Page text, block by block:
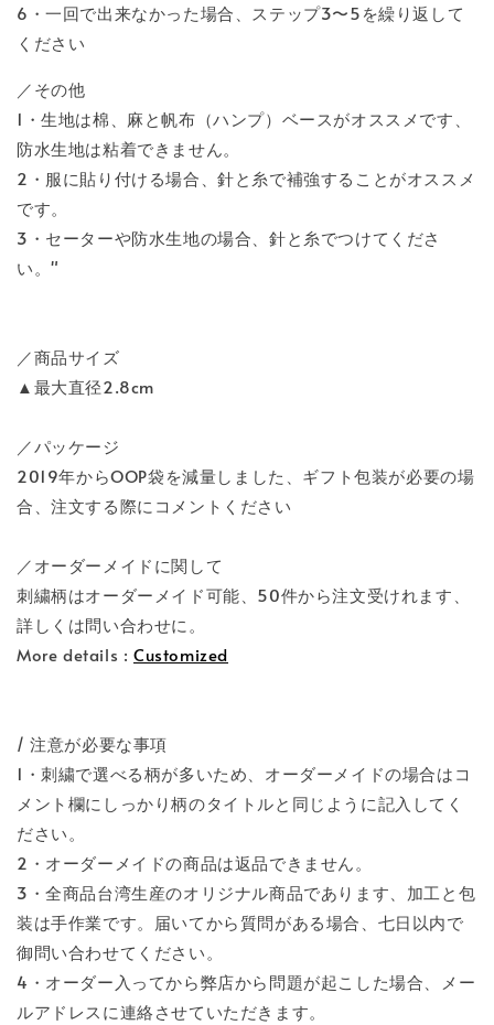
6・一回で出来なかった場合、ステップ3〜5を繰り返して
ください
／その他
1・生地は棉、麻と帆布（ハンプ）ベースがオススメです、
防水生地は粘着できません。
2・服に貼り付ける場合、針と糸で補強することがオススメ
です。
3・セーターや防水生地の場合、針と糸でつけてくださ
い。"
／商品サイズ
▲最大直径2.8cm
／パッケージ
2019年からOOP袋を減量しました、ギフト包装が必要の場
合、注文する際にコメントください
／オーダーメイドに関して
刺繍柄はオーダーメイド可能、50件から注文受けれます、
詳しくは問い合わせに。
More details : Customized
/ 注意が必要な事項
1・刺繍で選べる柄が多いため、オーダーメイドの場合はコ
メント欄にしっかり柄のタイトルと同じように記入してく
ださい。
2・オーダーメイドの商品は返品できません。
3・全商品台湾生産のオリジナル商品であります、加工と包
装は手作業です。届いてから質問がある場合、七日以内で
御問い合わせてください。
4・オーダー入ってから弊店から問題が起こした場合、メー
ルアドレスに連絡させていただきます。